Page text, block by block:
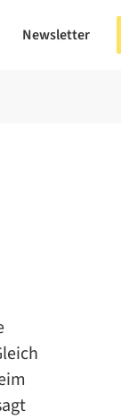
Newsletter